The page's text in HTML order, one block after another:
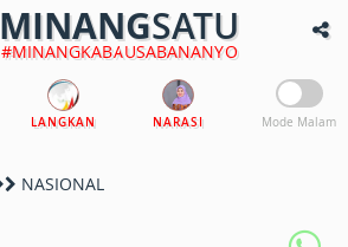
MINANGSATU
#MINANGKABAUSABANANYO
LANGKAN NARASI Mode Malam
NASIONAL